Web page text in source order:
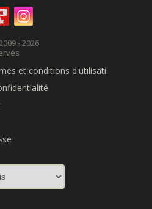
- 2026
et conditions d'utilisation